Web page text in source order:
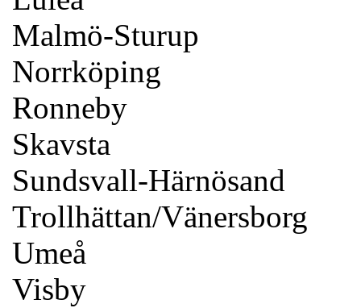
Malmö-Sturup
Norrköping
Ronneby
Skavsta
Sundsvall-Härnösand
Trollhättan/Vänersborg
Umeå
Visby